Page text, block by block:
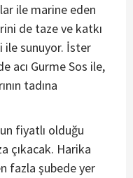
ile marine eden
de taze ve katkı
ile sunuyor. İster
acı Gurme Sos ile,
tadına
fiyatlı olduğu
çıkacak. Harika
fazla şubede yer